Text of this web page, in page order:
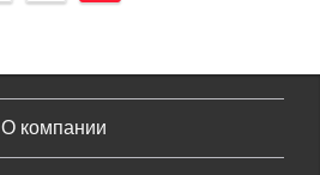
О компании